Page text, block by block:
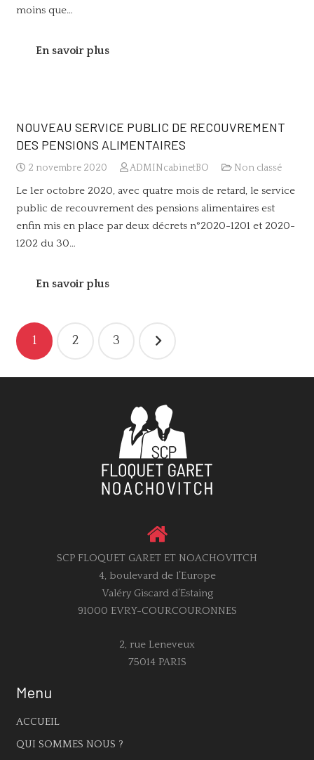
moins que…
En savoir plus
NOUVEAU SERVICE PUBLIC DE RECOUVREMENT
DES PENSIONS ALIMENTAIRES
2 novembre 2020 ADMINcabinetBO Non classé
Le 1er octobre 2020, avec quatre mois de retard, le service
public de recouvrement des pensions alimentaires est
enfin mis en place par deux décrets n°2020-1201 et 2020-
1202 du 30…
En savoir plus
Navigation
des
articles
1 2 3
SCP FLOQUET GARET ET NOACHOVITCH
4, boulevard de l’Europe
Valéry Giscard d’Estaing
91000 EVRY-COURCOURONNES
2, rue Leneveux
75014 PARIS
Menu
ACCUEIL
QUI SOMMES NOUS ?